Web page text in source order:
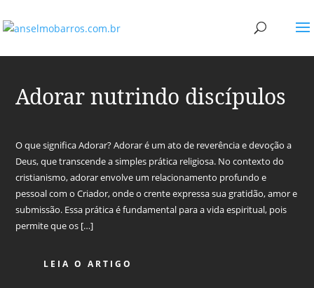
Adorar nutrindo discípulos
O que significa Adorar? Adorar é um ato de reverência e devoção a
Deus, que transcende a simples prática religiosa. No contexto do
cristianismo, adorar envolve um relacionamento profundo e
pessoal com o Criador, onde o crente expressa sua gratidão, amor e
submissão. Essa prática é fundamental para a vida espiritual, pois
permite que os […]
LEIA O ARTIGO